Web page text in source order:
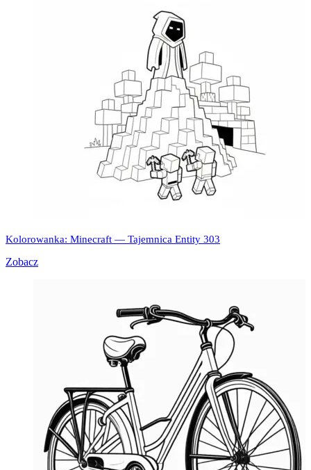
Kolorowanka: Minecraft — Tajemnica Entity 303
Zobacz